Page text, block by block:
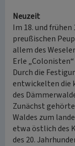
Neuzeit
Im 18. und
preußischen
allem des
Erle
Durch die
entwickelten die
des
Zunächst
Waldes zum
etwa östlich des
des 20.